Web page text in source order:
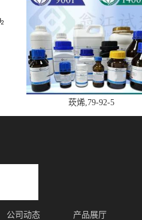
莰烯,79-92-5
公司动态 产品展厅